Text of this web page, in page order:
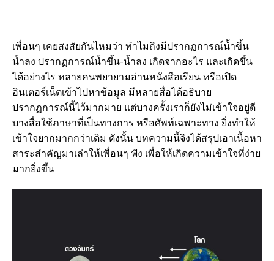
เพื่อนๆ เคยสงสัยกันไหมว่า ทำไมถึงมีปรากฏการณ์น้ำขึ้น
น้ำลง ปรากฏการณ์น้ำขึ้น-น้ำลง เกิดจากอะไร และเกิดขึ้น
ได้อย่างไร หลายคนพยายามอ่านหนังสือเรียน หรือเปิด
อินเตอร์เน็ตเข้าไปหาข้อมูล มีหลายสื่อได้อธิบาย
ปรากฏการณ์นี้ไว้มากมาย แต่บางครั้งเราก็ยังไม่เข้าใจอยู่ดี
บางสื่อใช้ภาษาที่เป็นทางการ หรือศัพท์เฉพาะทาง ยิ่งทำให้
เข้าใจยากมากกว่าเดิม ดังนั้น บทความนี้จึงได้สรุปเอาเนื้อหา
สาระสำคัญมาเล่าให้เพื่อนๆ ฟัง เพื่อให้เกิดความเข้าใจที่ง่าย
มากยิ่งขึ้น